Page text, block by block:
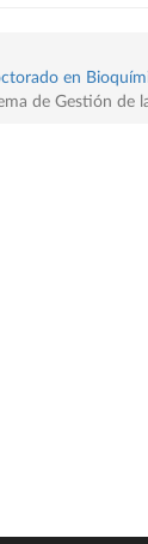
en
de Gestión de